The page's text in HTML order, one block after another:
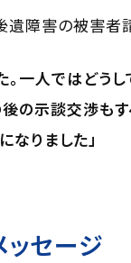
障害の被害者
。一人ではどう
の示談交渉も
なりました」
セージ